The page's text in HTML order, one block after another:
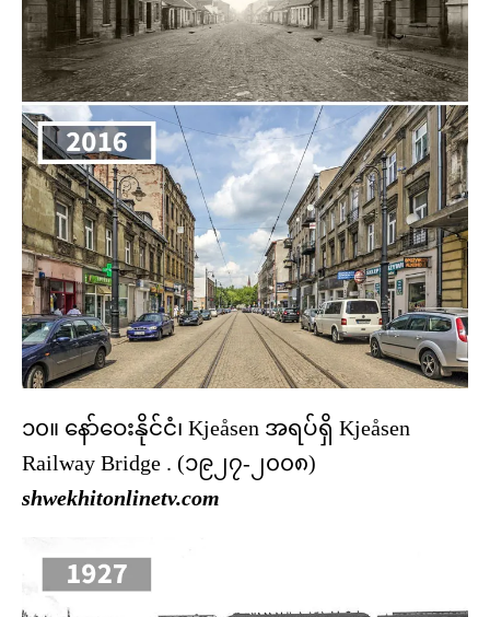
၁၀။ နော်ဝေးနိုင်ငံ၊ Kjeåsen အရပ်ရှိ Kjeåsen
Railway Bridge . (၁၉၂၇-၂၀၀၈)
shwekhitonlinetv.com